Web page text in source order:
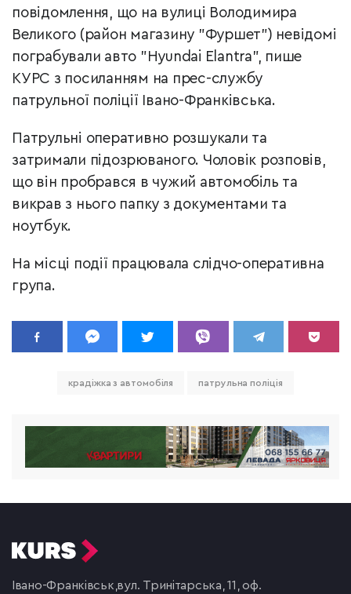
повідомлення, що на вулиці Володимира
Великого (район магазину "Фуршет") невідомі
пограбували авто "Hyundai Elantra", пише
КУРС з посиланням на прес-службу
патрульної поліції Івано-Франківська.
Патрульні оперативно розшукали та
затримали підозрюваного. Чоловік розповів,
що він пробрався в чужий автомобіль та
викрав з нього папку з документами та
ноутбук.
На місці події працювала слідчо-оперативна
група.
крадіжка з автомобіля патрульна поліція
Івано-Франківськ,вул. Тринітарська, 11, оф.